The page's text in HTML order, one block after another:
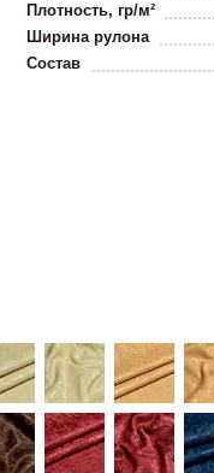
Плотность, гр/м²
Ширина рулона
Состав